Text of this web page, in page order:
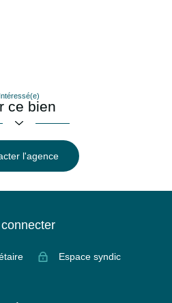
Intéressé(e)
ce bien
l'agence
Espace syndic